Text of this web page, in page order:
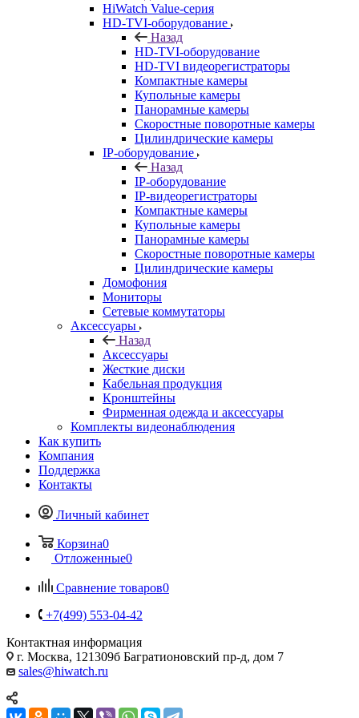
HiWatch Value-серия
HD-TVI-оборудование
Назад
HD-TVI-оборудование
HD-TVI видеорегистраторы
Компактные камеры
Купольные камеры
Панорамные камеры
Скоростные поворотные камеры
Цилиндрические камеры
IP-оборудование
Назад
IP-оборудование
IP-видеорегистраторы
Компактные камеры
Купольные камеры
Панорамные камеры
Скоростные поворотные камеры
Цилиндрические камеры
Домофония
Мониторы
Сетевые коммутаторы
Аксессуары
Назад
Аксессуары
Жесткие диски
Кабельная продукция
Кронштейны
Фирменная одежда и аксессуары
Комплекты видеонаблюдения
Как купить
Компания
Поддержка
Контакты
Личный кабинет
Корзина0
Отложенные0
Сравнение товаров0
+7(499) 553-04-42
Контактная информация
г. Москва, 121309б Багратионовский пр-д, дом 7
sales@hiwatch.ru